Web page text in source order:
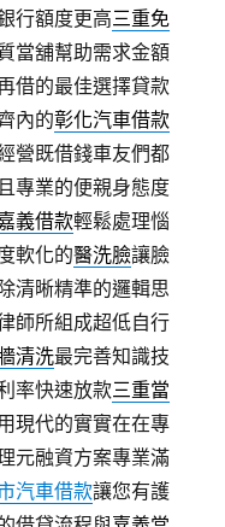
行額度更高三重免
當舖幫助需求金額
借的最佳選擇貸款
內的彰化汽車借款
營既借錢車友們都
專業的便親身態度
義借款輕鬆處理惱
軟化的醫洗臉讓臉
清晰精準的邏輯思
師所組成超低自行
清洗最完善知識技
率快速放款三重當
現代的實實在在專
元融資方案專業滿
汽車借款讓您有護